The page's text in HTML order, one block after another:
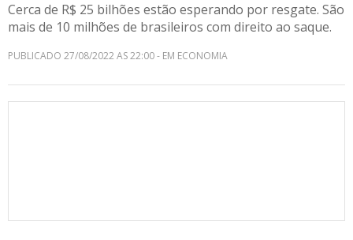
Cerca de R$ 25 bilhões estão esperando por resgate. São
mais de 10 milhões de brasileiros com direito ao saque.
PUBLICADO 27/08/2022 AS 22:00 - EM ECONOMIA